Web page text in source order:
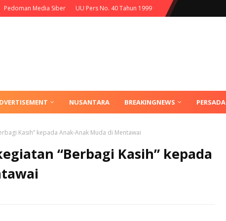
Pedoman Media Siber UU Pers No. 40 Tahun 1999
NUSANTARA BREAKINGNEWS PERSADA
Kasih” kepada Anak-Anak Muda di Mentawai
“Berbagi Kasih” kepada